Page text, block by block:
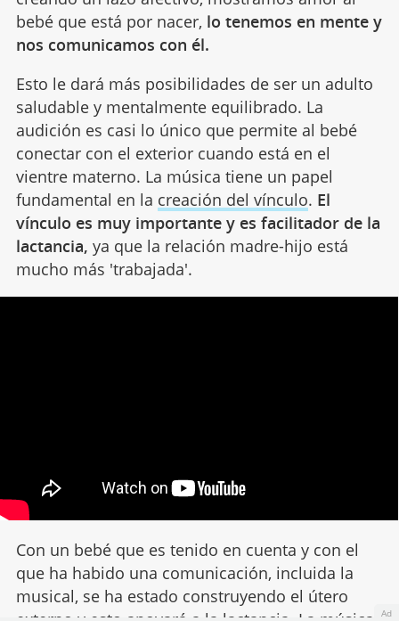
bebé que está por nacer, lo tenemos en mente y
nos comunicamos con él.
Esto le dará más posibilidades de ser un adulto
saludable y mentalmente equilibrado. La
audición es casi lo único que permite al bebé
conectar con el exterior cuando está en el
vientre materno. La música tiene un papel
fundamental en la creación del vínculo. El
vínculo es muy importante y es facilitador de la
lactancia, ya que la relación madre-hijo está
mucho más 'trabajada'.
Con un bebé que es tenido en cuenta y con el
que ha habido una comunicación, incluida la
musical, se ha estado construyendo el útero
Ad